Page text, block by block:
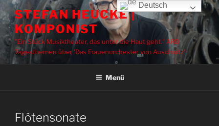
Zum
Inhalt
springen
STEFAN HEUCKE |
KOMPONIST
"Ein Stück Musiktheater, das unter die Haut geht." ARD
Tagesthemen über 'Das Frauenorchester von Auschwitz'
Menü
Flötensonate
Deutsch